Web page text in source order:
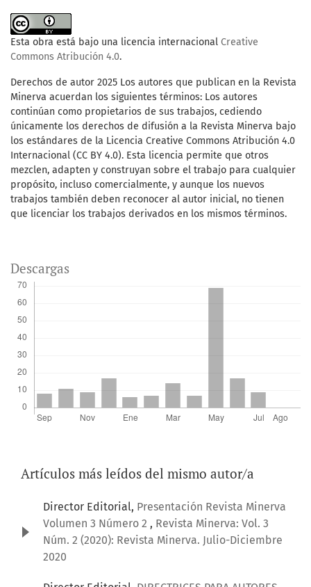
Esta obra está bajo una licencia internacional Creative
Commons Atribución 4.0.
Derechos de autor 2025 Los autores que publican en la Revista
Minerva acuerdan los siguientes términos: Los autores
continúan como propietarios de sus trabajos, cediendo
únicamente los derechos de difusión a la Revista Minerva bajo
los estándares de la Licencia Creative Commons Atribución 4.0
Internacional (CC BY 4.0). Esta licencia permite que otros
mezclen, adapten y construyan sobre el trabajo para cualquier
propósito, incluso comercialmente, y aunque los nuevos
trabajos también deben reconocer al autor inicial, no tienen
que licenciar los trabajos derivados en los mismos términos.
Descargas
Artículos más leídos del mismo autor/a
Director Editorial, Presentación Revista Minerva
Volumen 3 Número 2 , Revista Minerva: Vol. 3
Núm. 2 (2020): Revista Minerva. Julio-Diciembre
2020